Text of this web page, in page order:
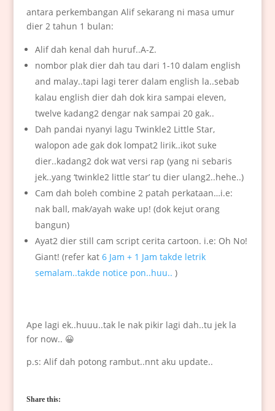
antara perkembangan Alif sekarang ni masa umur
dier 2 tahun 1 bulan:
Alif dah kenal dah huruf..A-Z.
nombor plak dier dah tau dari 1-10 dalam english
and malay..tapi lagi terer dalam english la..sebab
kalau english dier dah dok kira sampai eleven,
twelve kadang2 dengar nak sampai 20 gak..
Dah pandai nyanyi lagu Twinkle2 Little Star,
walopon ade gak dok lompat2 lirik..ikot suke
dier..kadang2 dok wat versi rap (yang ni sebaris
jek..yang ‘twinkle2 little star’ tu dier ulang2..hehe..)
Cam dah boleh combine 2 patah perkataan…i.e:
nak ball, mak/ayah wake up! (dok kejut orang
bangun)
Ayat2 dier still cam script cerita cartoon. i.e: Oh No!
Giant! (refer kat 6 Jam + 1 Jam takde letrik
semalam..takde notice pon..huu.. )
Ape lagi ek..huuu..tak le nak pikir lagi dah..tu jek la
for now.. 😀
p.s: Alif dah potong rambut..nnt aku update..
Share this: